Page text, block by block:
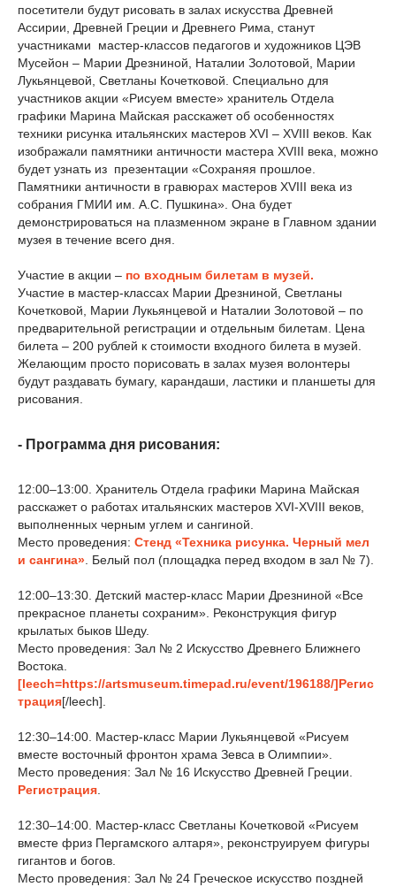
посетители будут рисовать в залах искусства Древней
Ассирии, Древней Греции и Древнего Рима, станут
участниками мастер-классов педагогов и художников ЦЭВ
Мусейон – Марии Дрезниной, Наталии Золотовой, Марии
Лукьянцевой, Светланы Кочетковой. Специально для
участников акции «Рисуем вместе» хранитель Отдела
графики Марина Майская расскажет об особенностях
техники рисунка итальянских мастеров XVI – XVIII веков. Как
изображали памятники античности мастера XVIII века, можно
будет узнать из презентации «Сохраняя прошлое.
Памятники античности в гравюрах мастеров XVIII века из
собрания ГМИИ им. А.С. Пушкина». Она будет
демонстрироваться на плазменном экране в Главном здании
музея в течение всего дня.
Участие в акции – по входным билетам в музей.
Участие в мастер-классах Марии Дрезниной, Светланы
Кочетковой, Марии Лукьянцевой и Наталии Золотовой – по
предварительной регистрации и отдельным билетам. Цена
билета – 200 рублей к стоимости входного билета в музей.
Желающим просто порисовать в залах музея волонтеры
будут раздавать бумагу, карандаши, ластики и планшеты для
рисования.
- Программа дня рисования:
12:00–13:00. Хранитель Отдела графики Марина Майская
расскажет о работах итальянских мастеров XVI-XVIII веков,
выполненных черным углем и сангиной.
Место проведения: Стенд «Техника рисунка. Черный мел
и сангина». Белый пол (площадка перед входом в зал № 7).
12:00–13:30. Детский мастер-класс Марии Дрезниной «Все
прекрасное планеты сохраним». Реконструкция фигур
крылатых быков Шеду.
Место проведения: Зал № 2 Искусство Древнего Ближнего
Востока.
[leech=https://artsmuseum.timepad.ru/event/196188/]Регис
трация[/leech].
12:30–14:00. Мастер-класс Марии Лукьянцевой «Рисуем
вместе восточный фронтон храма Зевса в Олимпии».
Место проведения: Зал № 16 Искусство Древней Греции.
Регистрация.
12:30–14:00. Мастер-класс Светланы Кочетковой «Рисуем
вместе фриз Пергамского алтаря», реконструируем фигуры
гигантов и богов.
Место проведения: Зал № 24 Греческое искусство поздней